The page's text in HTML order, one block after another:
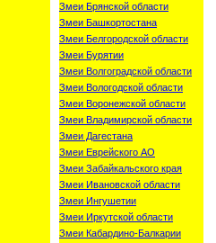
Змеи Брянской области
Змеи Башкортостана
Змеи Белгородской области
Змеи Бурятии
Змеи Волгоградской области
Змеи Вологодской области
Змеи Воронежской области
Змеи Владимирской области
Змеи Дагестана
Змеи Еврейского АО
Змеи Забайкальского края
Змеи Ивановской области
Змеи Ингушетии
Змеи Иркутской области
Змеи Кабардино-Балкарии